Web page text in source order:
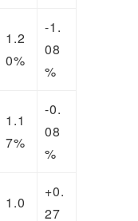
1.2
0%
-1.
08
%
1.1
7%
-0.
08
%
1.0
+0.
27